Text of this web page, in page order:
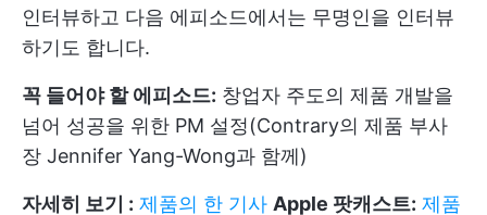
인터뷰하고 다음 에피소드에서는 무명인을 인터뷰
하기도 합니다.
꼭 들어야 할 에피소드: 창업자 주도의 제품 개발을
넘어 성공을 위한 PM 설정(Contrary의 제품 부사
장 Jennifer Yang-Wong과 함께)
자세히 보기 : 제품의 한 기사 Apple 팟캐스트: 제품